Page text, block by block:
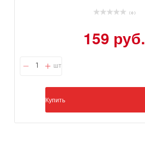
( 0 )
159 руб.
шт
Купить